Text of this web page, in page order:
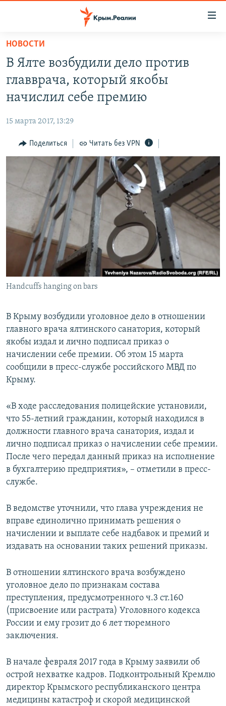
Вернуться
основному
содержанию
главной
навигации
Вернутся
11 ЛЕТ ОККУПАЦИИ КРЫМА. 11 ИСТОРИЙ СОПРОТИВЛЕНИЯ
ЕЩЕ
ИНТЕРАКТИВ
ИНФОГРАФИКА
ТЕЛЕПРОЕКТ КРЫМ.РЕАЛИИ
СОВЕТЫ ПРАВОЗАЩИТНИКОВ
ПРОПАВШИЕ БЕЗ ВЕСТИ
ПОБЕДИТЕЛЕЙ НЕ СУДЯТ?
КРЫМ.НЕПОКОРЕННЫЙ
ELIFBE
УКРАИНСКАЯ ПРОБЛЕМА КРЫМА
РАДІО СВОБОДА
КАК ОБОЙТИ БЛОКИРОВКУ
Українською
Qırımtatar
ПРИСОЕДИНЯЙТЕСЬ!
НОВОСТИ
В Ялте возбудили дело против
главврача, который якобы
начислил себе премию
15 марта 2017, 13:29
Поделиться Читать без VPN
Handcuffs hanging on bars
В Крыму возбудили уголовное дело в отношении
главного врача ялтинского санатория, который
якобы издал и лично подписал приказ о
начислении себе премии. Об этом 15 марта
сообщили в пресс-службе российского МВД по
Крыму.
«В ходе расследования полицейские установили,
что 55-летний гражданин, который находился в
должности главного врача санатория, издал и
лично подписал приказ о начислении себе премии.
После чего передал данный приказ на исполнение
в бухгалтерию предприятия», – отметили в пресс-
службе.
В ведомстве уточнили, что глава учреждения не
вправе единолично принимать решения о
начислении и выплате себе надбавок и премий и
издавать на основании таких решений приказы.
В отношении ялтинского врача возбуждено
уголовное дело по признакам состава
преступления, предусмотренного ч.3 ст.160
(присвоение или растрата) Уголовного кодекса
России и ему грозит до 6 лет тюремного
заключения.
В начале февраля 2017 года в Крыму заявили об
острой нехватке кадров. Подконтрольный Кремлю
директор Крымского республиканского центра
медицины катастроф и скорой медицинской